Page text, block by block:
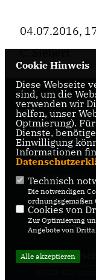
04.07.2016,
C. Siebert
CDU Oelde
IMPRESSUM
CDU
Beckum
CDU NRW
CDU
Cookie Hinweis
Diese Webseite
sind, um die
verwenden wir
helfen, unser
Optmierung).
Dienste,
Einwilligung
Informationen
Technisch
Die notwendigen
ordnungsgemäßen
Cookies von
Zur Optimierung
Angebote von
Alle akzeptieren